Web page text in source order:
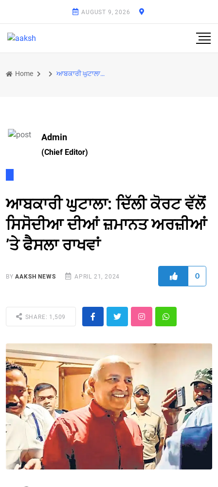
AUGUST 9, 2026
Home ਆਬਕਾਰੀ ਘੁਟਾਲਾ: ਦਿੱਲੀ ਕੋਰਟ ਵੱਲੋਂ ਸਿਸੋਦੀਆ ਦੀਆਂ ਜ਼ਮਾਨਤ ਅਰਜ਼ੀਆਂ ’ਤੇ ਫੈਸਲਾ ਰਾਖਵਾਂ
Admin
(Chief Editor)
ਆਬਕਾਰੀ ਘੁਟਾਲਾ: ਦਿੱਲੀ ਕੋਰਟ ਵੱਲੋਂ
ਸਿਸੋਦੀਆ ਦੀਆਂ ਜ਼ਮਾਨਤ ਅਰਜ਼ੀਆਂ
’ਤੇ ਫੈਸਲਾ ਰਾਖਵਾਂ
BYAAKSH NEWS APRIL 21, 2024 0
SHARE: 1,509